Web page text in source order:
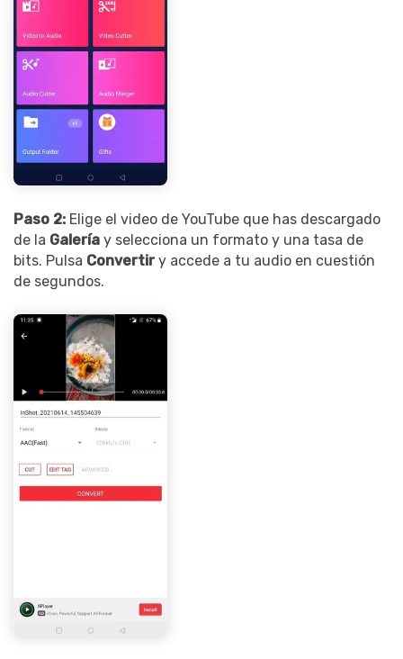
Paso 2: Elige el video de YouTube que has descargado
de la Galería y selecciona un formato y una tasa de
bits. Pulsa Convertiry accede a tu audio en cuestión
de segundos.
Record. Edit. Share. All with
Got It